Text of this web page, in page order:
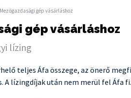
Mezőgazdasági gép vásárláshoz
gép vásárláshoz
lízing
teljes Áfa összege, az önerő
A lízingdíjak után nem merül fel Áfa